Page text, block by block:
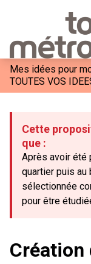
Mes idées pour
TOUTES VOS
Cette
que :
Après avoir été
quartier puis au
sélectionnée
pour être
Création